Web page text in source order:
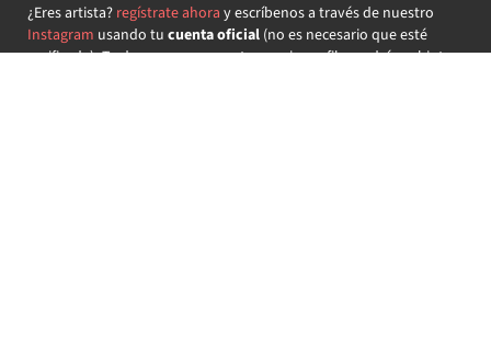
¿Eres artista? regístrate ahora y escríbenos a través de nuestro
Instagram usando tu cuenta oficial(no es necesario que esté
verificada) ¡Te daremos acceso a tu propio perfil y podrás subir tus